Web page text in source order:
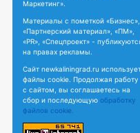
Маркетинг».
Материалы с пометкой «Бизнес»,
«Партнерский материал», «ПМ»,
«PR», «Спецпроект» -
на правах рекламы.
Сайт newkaliningrad.ru
файлы cookie. Продолжая работу
с сайтом, вы соглашаетесь на
сбор и последующую обработку
файлов cookie.